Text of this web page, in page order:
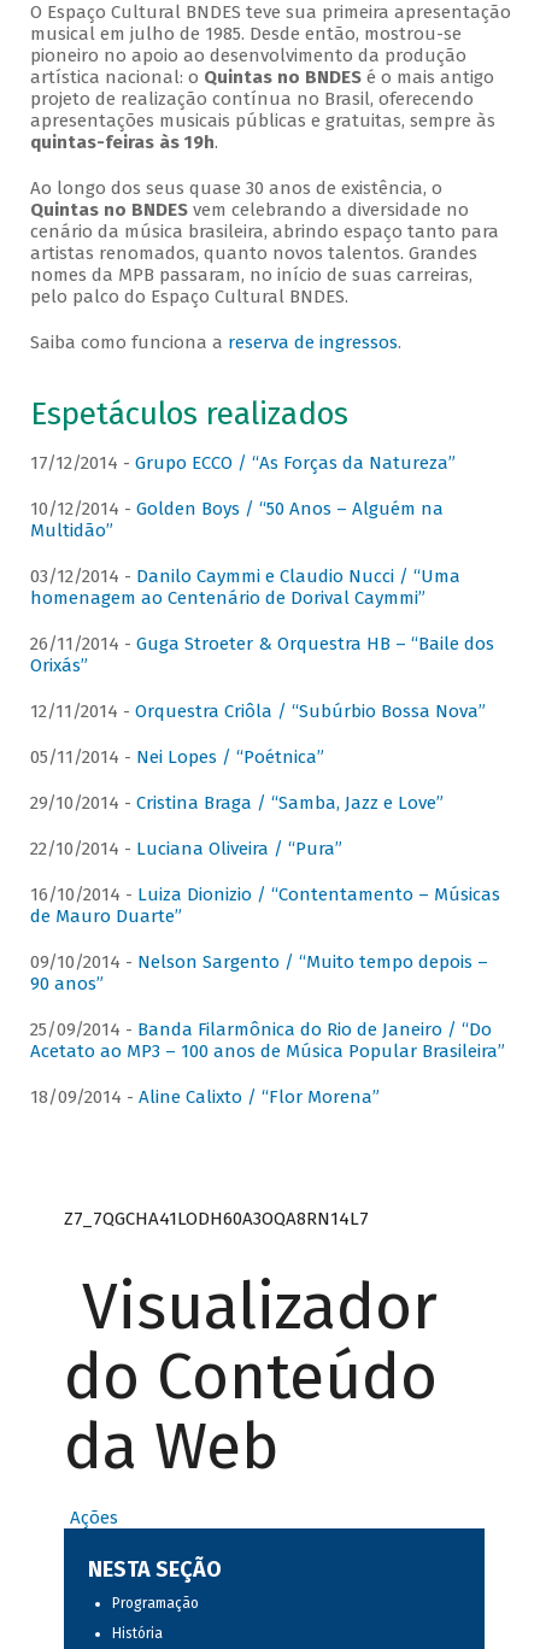
O Espaço Cultural BNDES teve sua primeira apresentação
musical em julho de 1985. Desde então, mostrou-se
pioneiro no apoio ao desenvolvimento da produção
artística nacional: o Quintas no BNDESé o mais antigo
projeto de realização contínua no Brasil, oferecendo
apresentações musicais públicas e gratuitas, sempre às
quintas-feiras às 19h.
Ao longo dos seus quase 30 anos de existência, o
Quintas no BNDESvem celebrando a diversidade no
cenário da música brasileira, abrindo espaço tanto para
artistas renomados, quanto novos talentos. Grandes
nomes da MPB passaram, no início de suas carreiras,
pelo palco do Espaço Cultural BNDES.
Saiba como funciona a reserva de ingressos.
Espetáculos realizados
17/12/2014 - Grupo ECCO / “As Forças da Natureza”
10/12/2014 - Golden Boys / “50 Anos – Alguém na
Multidão”
03/12/2014 - Danilo Caymmi e Claudio Nucci / “Uma
homenagem ao Centenário de Dorival Caymmi”
26/11/2014 - Guga Stroeter & Orquestra HB – “Baile dos
Orixás”
12/11/2014 - Orquestra Criôla / “Subúrbio Bossa Nova”
05/11/2014 - Nei Lopes / “Poétnica”
29/10/2014 - Cristina Braga / “Samba, Jazz e Love”
22/10/2014 - Luciana Oliveira / “Pura”
16/10/2014 - Luiza Dionizio / “Contentamento – Músicas
de Mauro Duarte”
09/10/2014 - Nelson Sargento / “Muito tempo depois –
90 anos”
25/09/2014 - Banda Filarmônica do Rio de Janeiro / “Do
Acetato ao MP3 – 100 anos de Música Popular Brasileira”
18/09/2014 - Aline Calixto / “Flor Morena”
Z7_7QGCHA41LODH60A3OQA8RN14L7
Visualizador
do Conteúdo
da Web
Ações
NESTA SEÇÃO
Programação
História